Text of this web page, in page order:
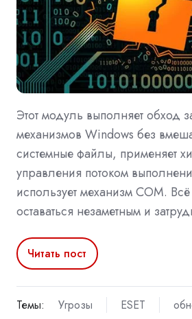
Этот модуль выполняет обход
механизмов Windows без
системные файлы, применяет
управления потоком
использует механизм COM.
оставаться незаметным и
Читать пост
Темы: Угрозы ESET